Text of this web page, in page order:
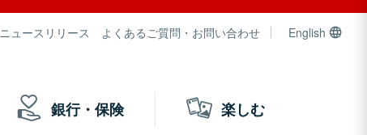
ニュースリリース よくあるご質問・お問い合わせ English
銀行・保険 楽しむ